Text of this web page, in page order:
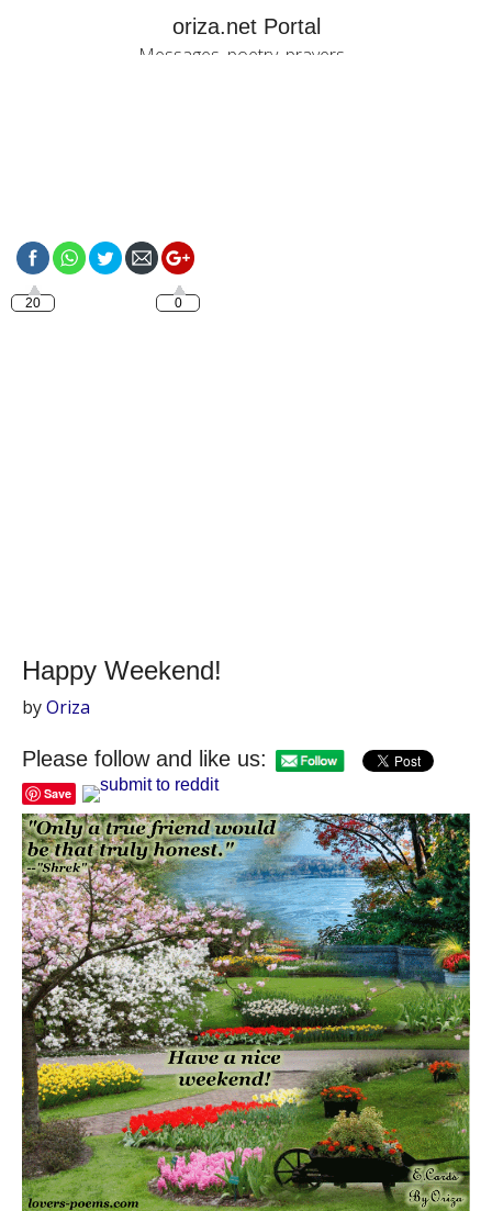
oriza.net Portal
Messages, poetry, prayers...
Happy Weekend!
byOriza
Please follow and like us:
Save
20 0